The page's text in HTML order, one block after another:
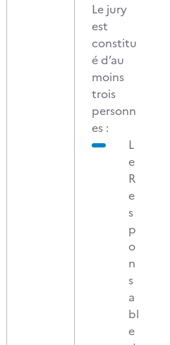
Le jury
est
constitu
é d’au
moins
trois
personn
es :
L
e
R
e
s
p
o
n
s
a
bl
e